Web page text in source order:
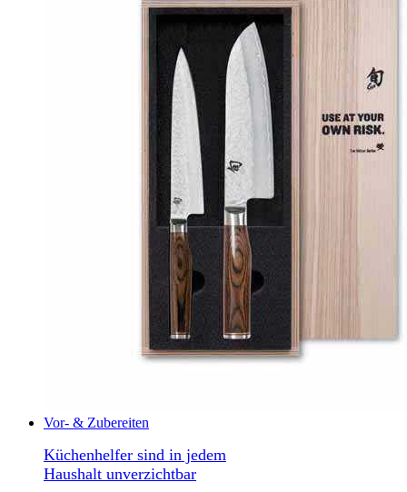
Vor- & Zubereiten
Küchenhelfer sind in jedem
Haushalt unverzichtbar